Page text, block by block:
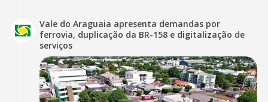
Vale do Araguaia apresenta demandas por
ferrovia, duplicação da BR-158 e digitalização de
serviços